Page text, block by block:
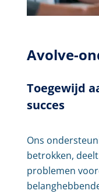
Avolve-
Toegewijd
succes
Ons
betrokken,
problemen